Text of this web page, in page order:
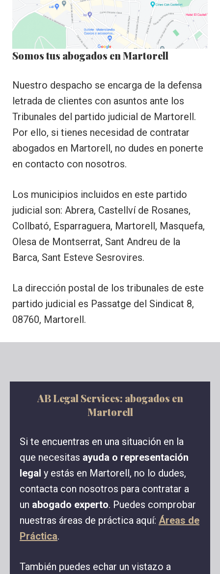
Somos tus abogados en Martorell
Nuestro despacho se encarga de la defensa
letrada de clientes con asuntos ante los
Tribunales del partido judicial de Martorell.
Por ello, si tienes necesidad de contratar
abogados en Martorell, no dudes en ponerte
en contacto con nosotros.
Los municipios incluidos en este partido
judicial son: Abrera, Castellví de Rosanes,
Collbató, Esparraguera, Martorell, Masquefa,
Olesa de Montserrat, Sant Andreu de la
Barca, Sant Esteve Sesrovires.
La dirección postal de los tribunales de este
partido judicial es Passatge del Sindicat 8,
08760, Martorell.
AB Legal Services: abogados en
Martorell
Si te encuentras en una situación en la
que necesitas ayuda o representación
legal y estás en Martorell, no lo dudes,
contacta con nosotros para contratar a
un abogado experto. Puedes comprobar
nuestras áreas de práctica aquí: Áreas de
Práctica.
También puedes echar un vistazo a